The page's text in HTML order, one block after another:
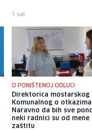
1 sat
O PONIŠTENOJ ODLUCI
Direktorica mostarskog
Komunalnog o
Naravno da bih sve
neki radnici su od
zaštitu